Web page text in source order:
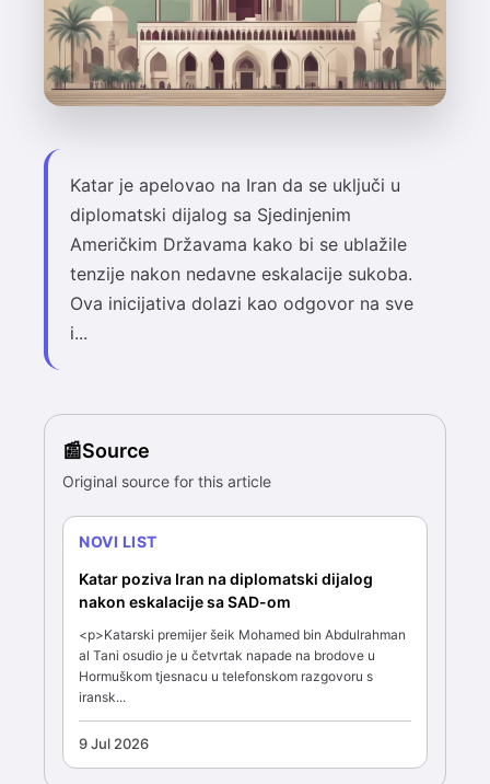
Katar je apelovao na Iran da se uključi u
diplomatski dijalog sa Sjedinjenim
Američkim Državama kako bi se ublažile
tenzije nakon nedavne eskalacije sukoba.
Ova inicijativa dolazi kao odgovor na sve
i...
Source
Original source for this article
NOVI LIST
Katar poziva Iran na diplomatski dijalog
nakon eskalacije sa SAD-om
<p>Katarski premijer šeik Mohamed bin Abdulrahman
al Tani osudio je u četvrtak napade na brodove u
Hormuškom tjesnacu u telefonskom razgovoru s
iransk...
9 Jul 2026